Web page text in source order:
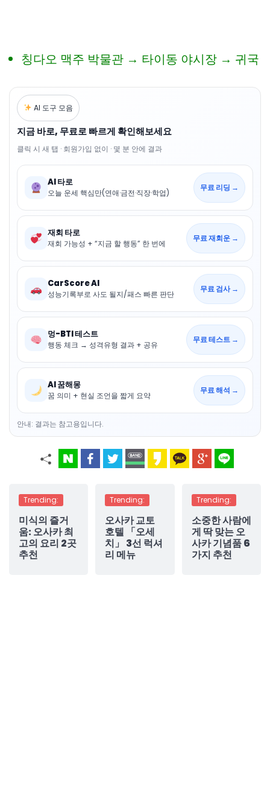
칭다오 맥주 박물관 → 타이동 야시장 → 귀국
AI 도구 모음
지금 바로, 무료로 빠르게 확인해보세요
클릭 시 새 탭 · 회원가입 없이 · 몇 분 안에 결과
AI 타로
오늘 운세 핵심만(연애·금전·직장·학업)
무료 리딩 →
재회 타로
재회 가능성 + “지금 할 행동” 한 번에
무료 재회운 →
CarScore AI
성능기록부로 사도 될지/패스 빠른 판단
무료 검사 →
멍-BTI 테스트
행동 체크 → 성격유형 결과 + 공유
무료 테스트 →
AI 꿈해몽
꿈 의미 + 현실 조언을 짧게 요약
무료 해석 →
안내: 결과는 참고용입니다.
Trending:
미식의 즐거
움: 오사카 최
고의 요리 2곳
추천
Trending:
오사카 교토
호텔 「오세
치」 3선 럭셔
리 메뉴
Trending:
소중한 사람에
게 딱 맞는 오
사카 기념품 6
가지 추천